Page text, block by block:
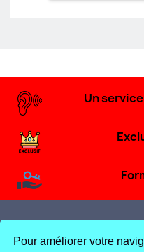
Pour améliorer votre
Un
Produits